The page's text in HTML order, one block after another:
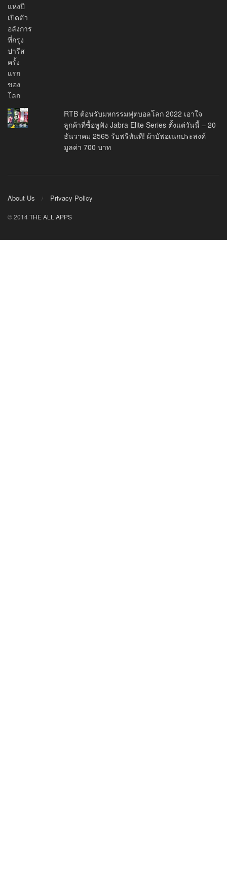
RTB ต้อนรับมหกรรมฟุตบอลโลก 2022 เอาใจ
ลูกค้าที่ซื้อหูฟัง Jabra Elite Series ตั้งแต่วันนี้ – 20
ธันวาคม 2565 รับฟรีทันที! ผ้าบัฟอเนกประสงค์
มูลค่า 700 บาท
About Us Privacy Policy
© 2014THE ALL APPS